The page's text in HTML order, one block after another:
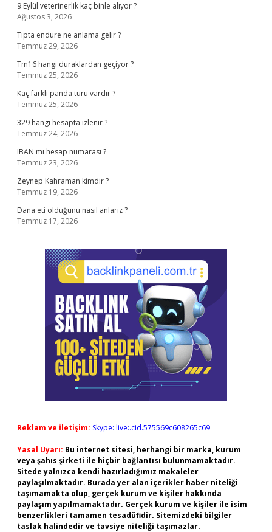
9 Eylül veterinerlik kaç binle alıyor ?
Ağustos 3, 2026
Tıpta endure ne anlama gelir ?
Temmuz 29, 2026
Tm16 hangi duraklardan geçiyor ?
Temmuz 25, 2026
Kaç farklı panda türü vardır ?
Temmuz 25, 2026
329 hangi hesapta izlenir ?
Temmuz 24, 2026
IBAN mı hesap numarası ?
Temmuz 23, 2026
Zeynep Kahraman kimdir ?
Temmuz 19, 2026
Dana eti olduğunu nasıl anlarız ?
Temmuz 17, 2026
Reklam ve İletişim: Skype: live:.cid.575569c608265c69
Yasal Uyarı: Bu internet sitesi, herhangi bir marka, kurum
veya şahıs şirketi ile hiçbir bağlantısı bulunmamaktadır.
Sitede yalnızca kendi hazırladığımız makaleler
paylaşılmaktadır. Burada yer alan içerikler haber niteliği
taşımamakta olup, gerçek kurum ve kişiler hakkında
paylaşım yapılmamaktadır. Gerçek kurum ve kişiler ile isim
benzerlikleri tamamen tesadüfidir. Sitemizdeki bilgiler
taslak halindedir ve tavsiye niteliği taşımazlar.